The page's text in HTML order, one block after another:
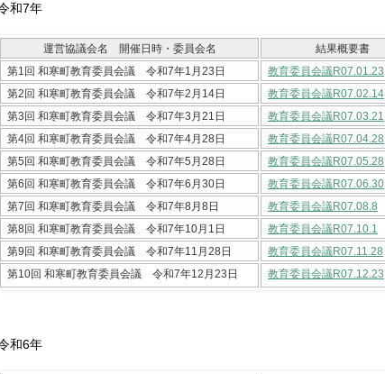
和7年
運営協議会名 開催日時・委員会名
結果概要書
第1回 和寒町教育委員会議 令和7年1月23日
教育委員会議R07.01.23
第2回 和寒町教育委員会議 令和7年2月14日
教育委員会議R07.02.14
第3回 和寒町教育委員会議 令和7年3月21日
教育委員会議R07.03.21
第4回 和寒町教育委員会議 令和7年4月28日
教育委員会議R07.04.28
第5回 和寒町教育委員会議 令和7年5月28日
教育委員会議R07.05.28
第6回 和寒町教育委員会議 令和7年6月30日
教育委員会議R07.06.30
第7回 和寒町教育委員会議 令和7年8月8日
教育委員会議R07.08.8
第8回 和寒町教育委員会議 令和7年10月1日
教育委員会議R07.10.1
第9回 和寒町教育委員会議 令和7年11月28日
教育委員会議R07.11.28
第10回 和寒町教育委員会議 令和7年12月23日
教育委員会議R07.12.23
和6年